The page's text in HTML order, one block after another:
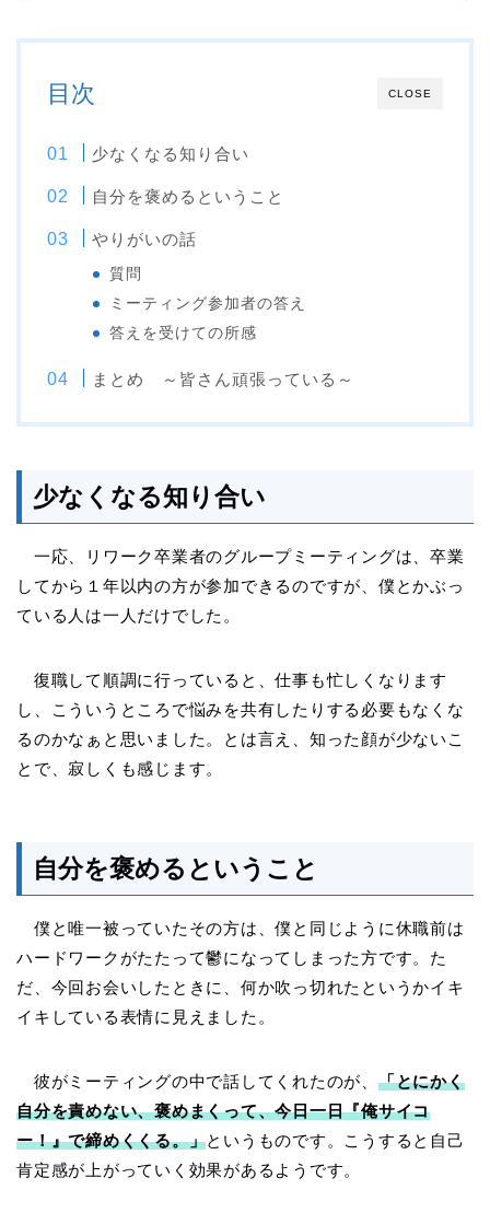
CLOSE
目次
少なくなる知り合い
自分を褒めるということ
やりがいの話
質問
ミーティング参加者の答え
答えを受けての所感
まとめ ～皆さん頑張っている～
少なくなる知り合い
一応、リワーク卒業者のグループミーティングは、卒業
してから１年以内の方が参加できるのですが、僕とかぶっ
ている人は一人だけでした。
復職して順調に行っていると、仕事も忙しくなります
し、こういうところで悩みを共有したりする必要もなくな
るのかなぁと思いました。とは言え、知った顔が少ないこ
とで、寂しくも感じます。
自分を褒めるということ
僕と唯一被っていたその方は、僕と同じように休職前は
ハードワークがたたって鬱になってしまった方です。た
だ、今回お会いしたときに、何か吹っ切れたというかイキ
イキしている表情に見えました。
彼がミーティングの中で話してくれたのが、 「とにかく
自分を責めない、褒めまくって、今日一日『俺サイコ
ー！』で締めくくる。」というものです。こうすると自己
肯定感が上がっていく効果があるようです。